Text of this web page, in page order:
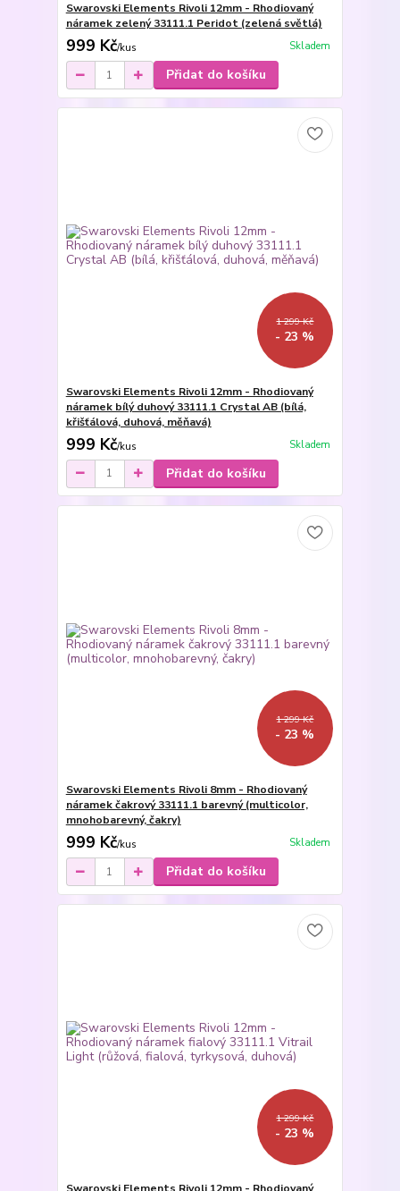
Swarovski Elements Rivoli 12mm - Rhodiovaný
náramek zelený 33111.1 Peridot (zelená světlá)
999 Kč/kus Skladem
Přidat do košíku
1 299 Kč
- 23 %
Swarovski Elements Rivoli 12mm - Rhodiovaný
náramek bílý duhový 33111.1 Crystal AB (bílá,
křišťálová, duhová, měňavá)
999 Kč/kus Skladem
Přidat do košíku
1 299 Kč
- 23 %
Swarovski Elements Rivoli 8mm - Rhodiovaný
náramek čakrový 33111.1 barevný (multicolor,
mnohobarevný, čakry)
999 Kč/kus Skladem
Přidat do košíku
1 299 Kč
- 23 %
Swarovski Elements Rivoli 12mm - Rhodiovaný